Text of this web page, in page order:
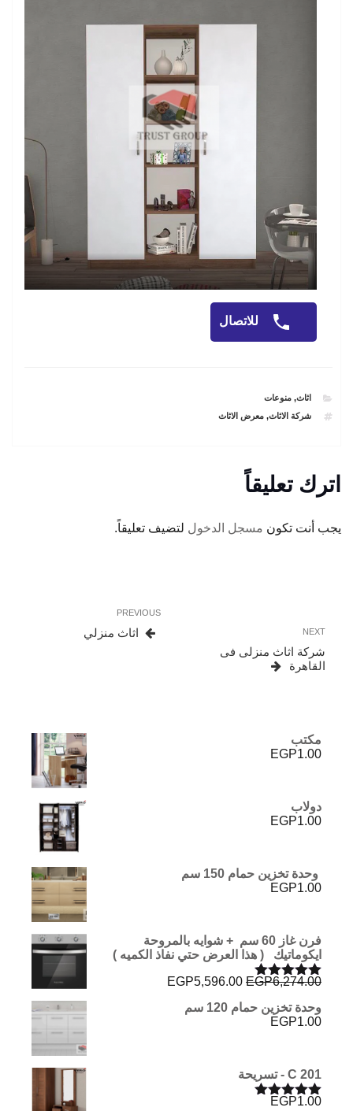
للاتصال
CATEGORIES
اثاث,منوعات
TAGS
شركة الاثاث,معرض الاثاث
اترك تعليقاً
يجب أنت تكون مسجل الدخول لتضيف تعليقاً.
المقالات
Previous
Post
PREVIOUS
اثاث منزلي
Next
Post
NEXT
شركة اثاث منزلى فى
القاهرة
مكتب
EGP1.00
دولاب
EGP1.00
وحدة تخزين حمام 150 سم
EGP1.00
فرن غاز 60 سم + شوايه بالمروحة
ايكوماتيك ( هذا العرض حتي نفاذ الكميه )
تم التقييمEGP6,274.00
السعر
هو:
EGP5,596.00
وحدة تخزين حمام 120 سم
EGP1.00
C 201 - تسريحة
تم التقييم
EGP1.00